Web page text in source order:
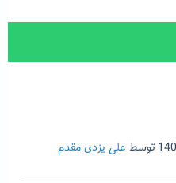
توسط علی یزدی مقدم